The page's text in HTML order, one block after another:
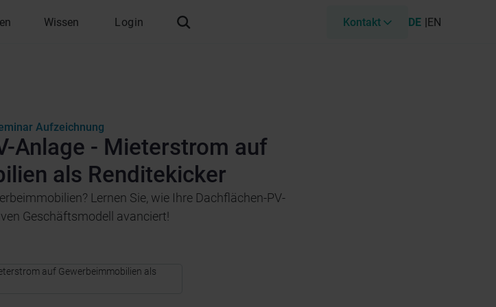
Wissen Login Kontakt DE EN
Aufzeichnung
Anlage - Mieterstrom auf
als Renditekicker
Lernen Sie, wie Ihre Dachflächen-PV-
Geschäftsmodell avanciert!